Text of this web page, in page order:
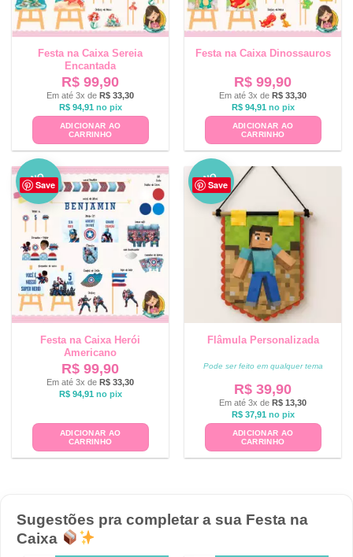
Festa na Caixa Sereia
Encantada
R$ 99,90
Em até 3x de R$ 33,30
R$94,91 no pix
ADICIONAR AO
CARRINHO
Festa na Caixa Dinossauros
R$ 99,90
Em até 3x de R$ 33,30
R$94,91 no pix
ADICIONAR AO
CARRINHO
Save
NO
VO
Festa na Caixa Herói
Americano
R$ 99,90
Em até 3x de R$ 33,30
R$94,91 no pix
ADICIONAR AO
CARRINHO
Save
NO
VO
Flâmula Personalizada
Pode ser feito em qualquer tema
R$ 39,90
Em até 3x de R$ 13,30
R$37,91 no pix
ADICIONAR AO
CARRINHO
Sugestões pra completar a sua Festa na
Caixa